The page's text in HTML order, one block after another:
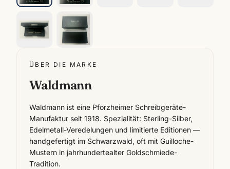
ÜBER DIE MARKE
Waldmann
Waldmann ist eine Pforzheimer Schreibgeräte-
Manufaktur seit 1918. Spezialität: Sterling-Silber,
Edelmetall-Veredelungen und limitierte Editionen —
handgefertigt im Schwarzwald, oft mit Guilloche-
Mustern in jahrhundertealter Goldschmiede-
Tradition.